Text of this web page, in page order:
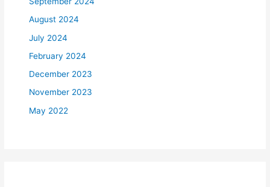
August 2024
July 2024
February 2024
December 2023
November 2023
May 2022